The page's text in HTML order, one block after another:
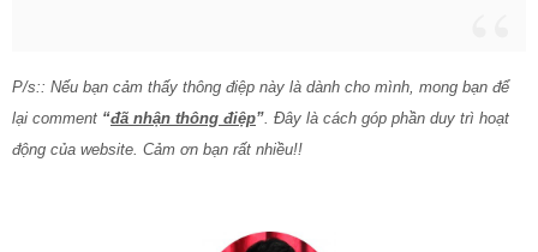
P/s:: Nếu bạn cảm thấy thông điệp này là dành cho mình, mong bạn để
lại comment “đã nhận thông điệp”. Đây là cách góp phần duy trì hoạt
động của website. Cảm ơn bạn rất nhiều!!